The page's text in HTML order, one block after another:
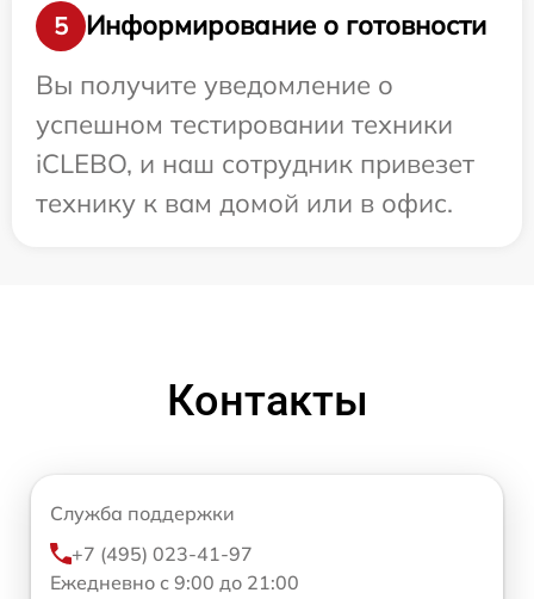
5
Информирование о готовности
Вы получите уведомление о
успешном тестировании техники
iCLEBO, и наш сотрудник привезет
технику к вам домой или в офис.
Контакты
Служба поддержки
+7 (495) 023-41-97
Ежедневно с 9:00 до 21:00